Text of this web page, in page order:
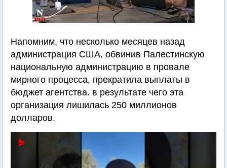
Напомним, что несколько месяцев назад
администрация США, обвинив Палестинскую
национальную администрацию в провале
мирного процесса, прекратила выплаты в
бюджет агентства. в результате чего эта
организация лишилась 250 миллионов
долларов.